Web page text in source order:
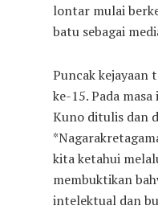
lontar mulai
batu sebagai
Puncak kejayaan
ke-15. Pada
Kuno ditulis dan
kita ketahui
membuktikan
intelektual dan